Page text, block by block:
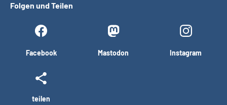
Folgen und Teilen
Facebook Mastodon Instagram
teilen